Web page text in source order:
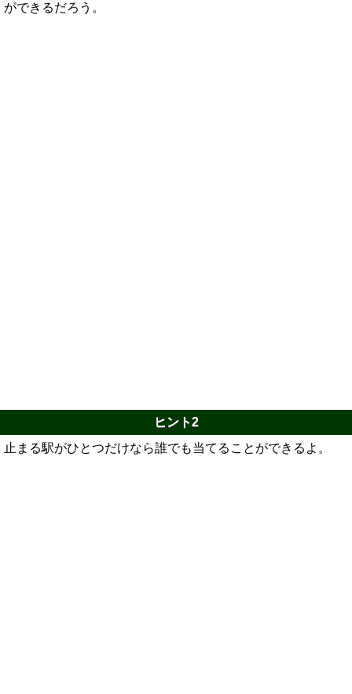
ができるだろう。
ヒント2
止まる駅がひとつだけなら誰でも当てることができるよ。